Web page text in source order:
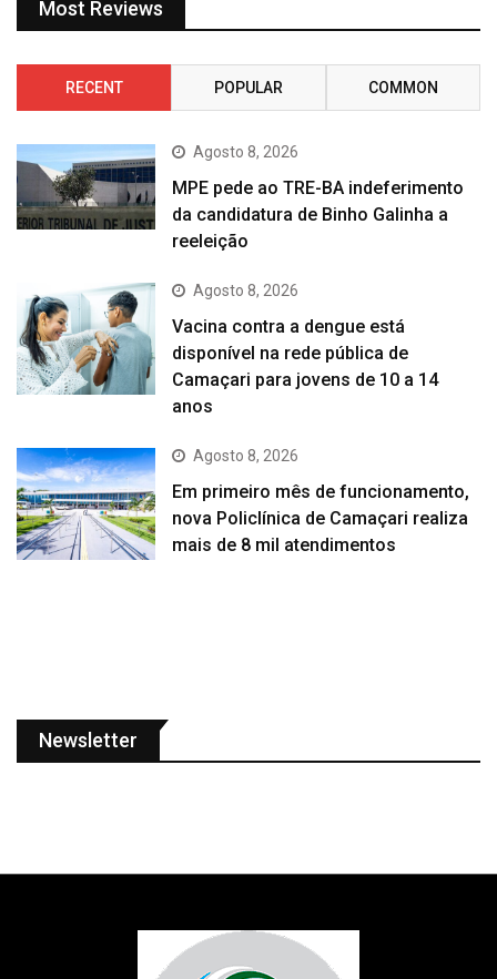
Most Reviews
RECENT POPULAR COMMON
Agosto 8, 2026
MPE pede ao TRE-BA indeferimento
da candidatura de Binho Galinha a
reeleição
Agosto 8, 2026
Vacina contra a dengue está
disponível na rede pública de
Camaçari para jovens de 10 a 14
anos
Agosto 8, 2026
Em primeiro mês de funcionamento,
nova Policlínica de Camaçari realiza
mais de 8 mil atendimentos
Newsletter